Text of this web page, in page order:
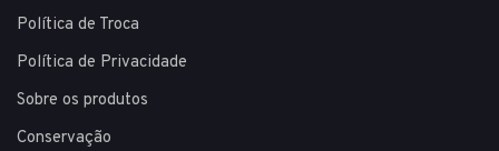
Política de Troca
Política de Privacidade
Sobre os produtos
Conservação